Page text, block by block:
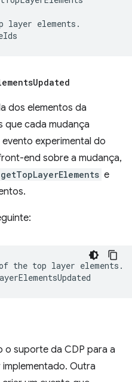
Updated
dos elementos da
que cada mudança
experimental do
end sobre a mudança,
e
o suporte da CDP para a
Outra